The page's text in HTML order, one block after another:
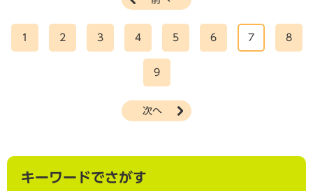
1 2 3 4 5 6 7 8
9
次へ
キーワードでさがす